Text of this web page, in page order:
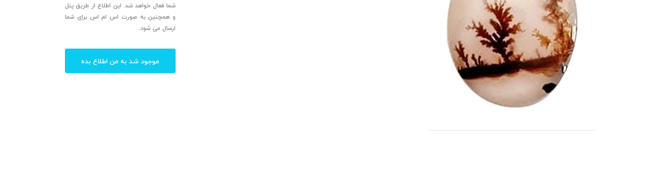
شما فعال خواهد شد. این اطلاع از طریق پنل
و همچنین به صورت اس ام اس برای شما
ارسال می شود.
موجود شد به من اطلاع بده